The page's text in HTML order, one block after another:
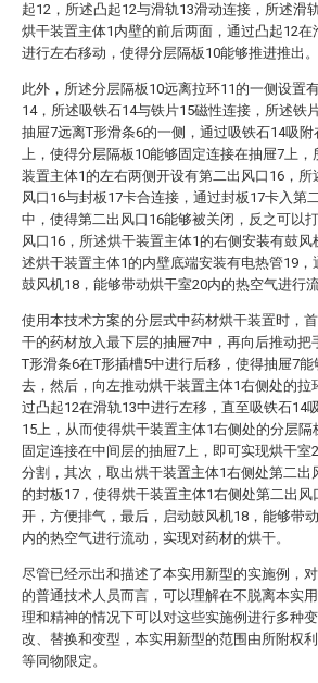
起12，所述凸起12与滑轨13滑动连接，所述滑
烘干装置主体1内壁的前后两面，通过凸起12在
进行左右移动，使得分层隔板10能够推进推出。
此外，所述分层隔板10远离拉环11的一侧设置
14，所述吸铁石14与铁片15磁性连接，所述铁
抽屉7远离T形滑条6的一侧，通过吸铁石14吸附
上，使得分层隔板10能够固定连接在抽屉7上，
装置主体1的左右两侧开设有第二出风口16，所
风口16与封板17卡合连接，通过封板17卡入第
中，使得第二出风口16能够被关闭，反之可以
风口16，所述烘干装置主体1的右侧安装有鼓风
述烘干装置主体1的内壁底端安装有电热管19，
鼓风机18，能够带动烘干室20内的热空气进行流
使用本技术方案的分层式中药材烘干装置时，
干的药材放入最下层的抽屉7中，再向后推动把
T形滑条6在T形插槽5中进行后移，使得抽屉7能
去，然后，向左推动烘干装置主体1右侧处的拉
过凸起12在滑轨13中进行左移，直至吸铁石14
15上，从而使得烘干装置主体1右侧处的分层隔
固定连接在中间层的抽屉7上，即可实现烘干室
分割，其次，取出烘干装置主体1右侧处第二出
的封板17，使得烘干装置主体1右侧处第二出风
开，方便排气，最后，启动鼓风机18，能够带
内的热空气进行流动，实现对药材的烘干。
尽管已经示出和描述了本实用新型的实施例，
的普通技术人员而言，可以理解在不脱离本实
理和精神的情况下可以对这些实施例进行多种
改、替换和变型，本实用新型的范围由所附权
等同物限定。